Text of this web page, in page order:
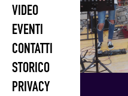
VIDEO
EVENTI
CONTATTI
STORICO
PRIVACY